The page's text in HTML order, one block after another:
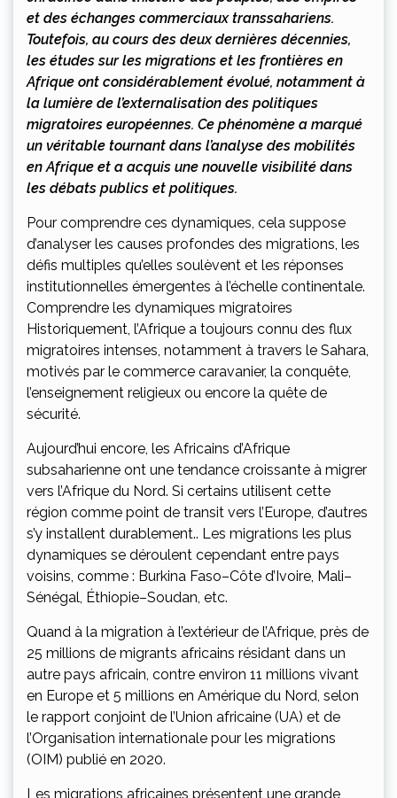
et des échanges commerciaux transsahariens.
Toutefois, au cours des deux dernières décennies,
les études sur les migrations et les frontières en
Afrique ont considérablement évolué, notamment à
la lumière de l’externalisation des politiques
migratoires européennes. Ce phénomène a marqué
un véritable tournant dans l’analyse des mobilités
en Afrique et a acquis une nouvelle visibilité dans
les débats publics et politiques.
Pour comprendre ces dynamiques, cela suppose
d’analyser les causes profondes des migrations, les
défis multiples qu’elles soulèvent et les réponses
institutionnelles émergentes à l’échelle continentale.
Comprendre les dynamiques migratoires
Historiquement, l’Afrique a toujours connu des flux
migratoires intenses, notamment à travers le Sahara,
motivés par le commerce caravanier, la conquête,
l’enseignement religieux ou encore la quête de
sécurité.
Aujourd’hui encore, les Africains d’Afrique
subsaharienne ont une tendance croissante à migrer
vers l’Afrique du Nord. Si certains utilisent cette
région comme point de transit vers l’Europe, d’autres
s’y installent durablement.. Les migrations les plus
dynamiques se déroulent cependant entre pays
voisins, comme : Burkina Faso–Côte d’Ivoire, Mali–
Sénégal, Éthiopie–Soudan, etc.
Quand à la migration à l’extérieur de l’Afrique, près de
25 millions de migrants africains résidant dans un
autre pays africain, contre environ 11 millions vivant
en Europe et 5 millions en Amérique du Nord, selon
le rapport conjoint de l’Union africaine (UA) et de
l’Organisation internationale pour les migrations
(OIM) publié en 2020.
Les migrations africaines présentent une grande